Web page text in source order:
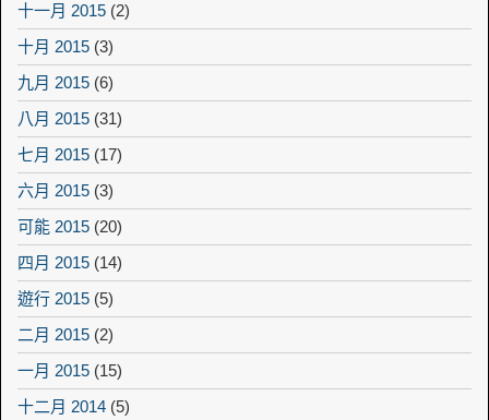
十一月 2015 (2)
十月 2015 (3)
九月 2015 (6)
八月 2015 (31)
七月 2015 (17)
六月 2015 (3)
可能 2015 (20)
四月 2015 (14)
遊行 2015 (5)
二月 2015 (2)
一月 2015 (15)
十二月 2014 (5)